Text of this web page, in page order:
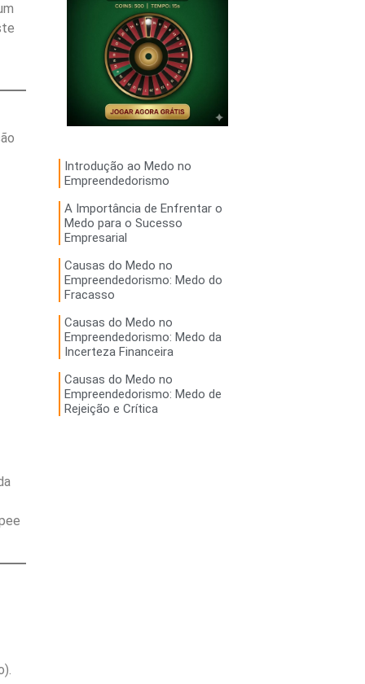
Introdução ao Medo no
Empreendedorismo
A Importância de Enfrentar o
Medo para o Sucesso
Empresarial
Causas do Medo no
Empreendedorismo: Medo do
Fracasso
Causas do Medo no
Empreendedorismo: Medo da
Incerteza Financeira
Causas do Medo no
Empreendedorismo: Medo de
Rejeição e Crítica